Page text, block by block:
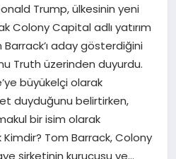
Trump, ülkesinin yeni
Colony Capital adlı yatırım
aday gösterdiğini
Truth üzerinden duyurdu.
büyükelçi olarak
duyduğunu belirtirken,
bir isim olarak
Kimdir? Tom Barrack, Colony
şirketinin kurucusu ve…